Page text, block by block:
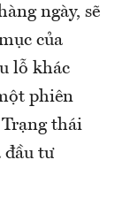
ngày, sẽ
của
lỗ khác
phiên
thái
đầu tư